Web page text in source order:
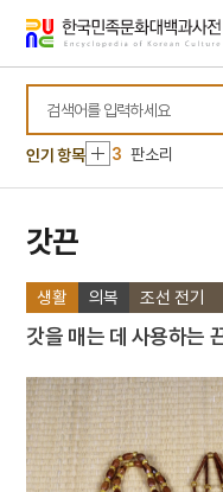
바로가기
바로가기
인기 항목
10 마령
1 금성대군
2 농악
3 판소리
4 25의용단
7
여수·순천
8
가갸날
10
마령
1 금성대군
2 농악
갓끈
생활 의복 조선 전기
갓을 매는 데 사용하는